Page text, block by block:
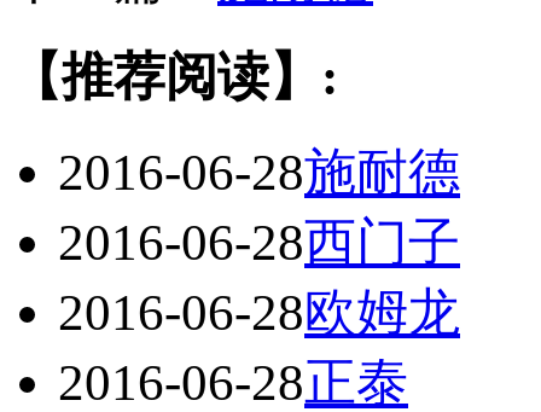
【推荐阅读】:
2016-06-28施耐德
2016-06-28西门子
2016-06-28欧姆龙
2016-06-28正泰